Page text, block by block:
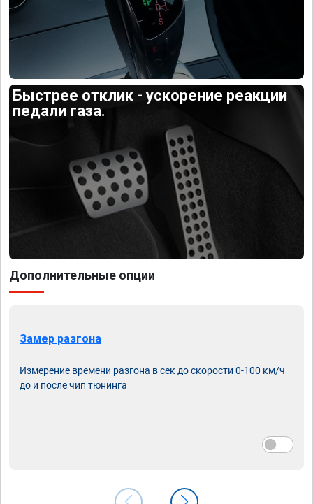
Быстрее отклик - ускорение реакции
педали газа.
Дополнительные опции
Замер разгона
Измерение времени разгона в сек до скорости 0-100 км/ч
до и после чип тюнинга